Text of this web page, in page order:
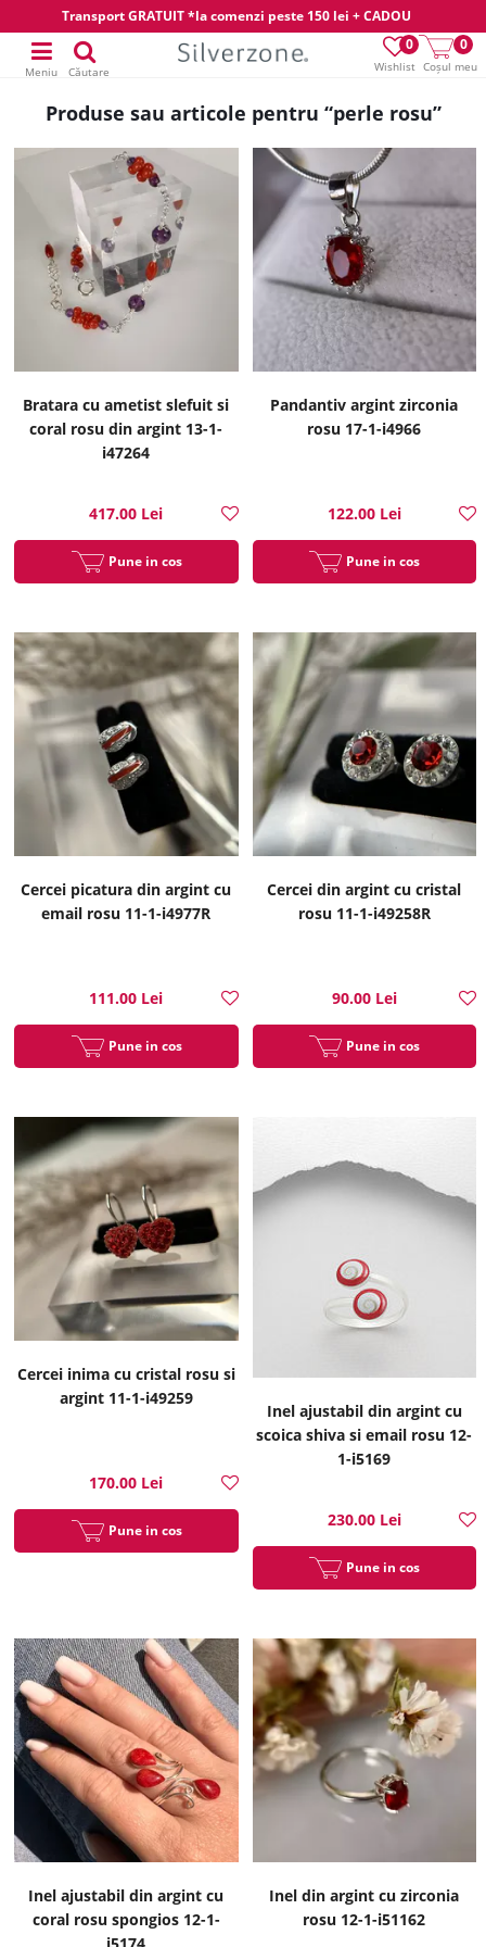
Transport GRATUIT *la comenzi peste 150 lei + CADOU
Wishlist
0
Coșul meu
0
Meniu Căutare
Produse sau articole pentru “perle rosu”
Bratara cu ametist slefuit si
coral rosu din argint 13-1-
i47264
417.00 Lei
Pune in cos
Pandantiv argint zirconia
rosu 17-1-i4966
122.00 Lei
Pune in cos
Cercei picatura din argint cu
email rosu 11-1-i4977R
111.00 Lei
Pune in cos
Cercei din argint cu cristal
rosu 11-1-i49258R
90.00 Lei
Pune in cos
Cercei inima cu cristal rosu si
argint 11-1-i49259
170.00 Lei
Pune in cos
Inel ajustabil din argint cu
scoica shiva si email rosu 12-
1-i5169
230.00 Lei
Pune in cos
Inel ajustabil din argint cu
coral rosu spongios 12-1-
Inel din argint cu zirconia
rosu 12-1-i51162